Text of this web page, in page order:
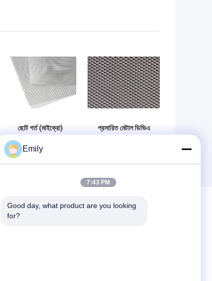
ছোট গর্ত (মাইক্রো)
প্রসারিত ধাতু - হালকা,
আরও নমনীয় এবং টেকসই
প্রসারিত মেটাল ডিভিএ
Emily
7:43 PM
Good day, what product are you looking
for?